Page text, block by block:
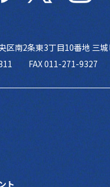
区南2条東3丁目10番地 三
FAX 011-271-9327
ト